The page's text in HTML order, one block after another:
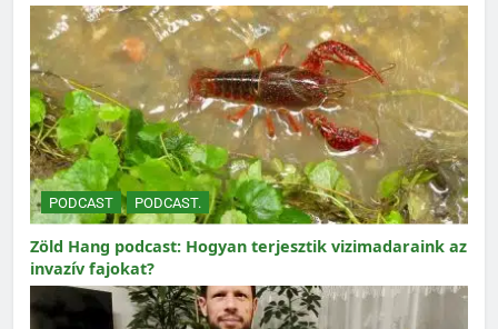
PODCAST PODCAST.
Zöld Hang podcast: Hogyan terjesztik vizimadaraink az
invazív fajokat?